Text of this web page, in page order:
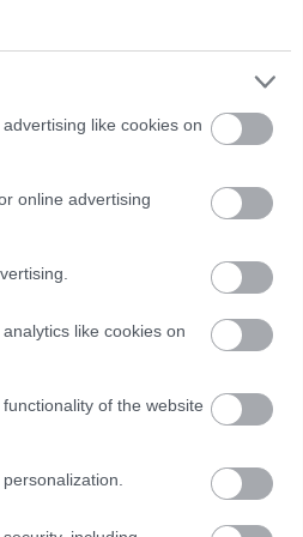
like cookies on
online advertising
like cookies on
of the website
έλεγε πως οι
περισσότερο